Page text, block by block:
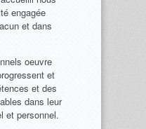
engagée
et dans
oeuvre
et
et des
dans leur
et personnel.